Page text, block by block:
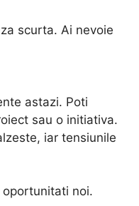
scurta. Ai nevoie
astazi. Poti
sau o initiativa.
iar tensiunile
oportunitati noi.